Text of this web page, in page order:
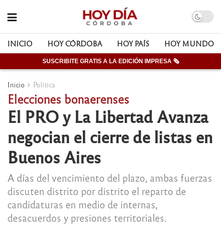
INICIO HOY CÓRDOBA HOY PAÍS HOY MUNDO
SUSCRIBITE GRATIS A LA EDICIÓN IMPRESA 🗞
Inicio Política
Elecciones bonaerenses
El PRO y La Libertad Avanza
negocian el cierre de listas en
Buenos Aires
A días del vencimiento del plazo, ambas fuerzas
discuten distrito por distrito el reparto de
candidaturas en medio de internas,
desacuerdos y presiones territoriales.